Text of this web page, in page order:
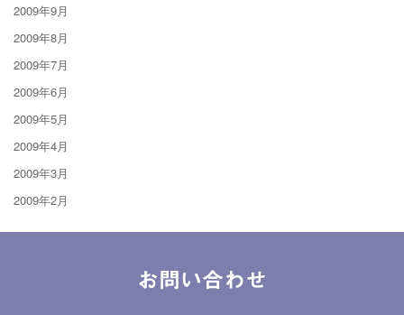
2009年9月
2009年8月
2009年7月
2009年6月
2009年5月
2009年4月
2009年3月
2009年2月
お問い合わせ